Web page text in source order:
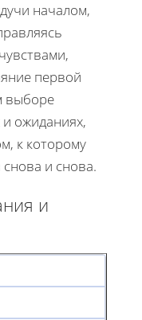
началом,
первой
выборе
ожиданиях,
к которому
и снова.
и